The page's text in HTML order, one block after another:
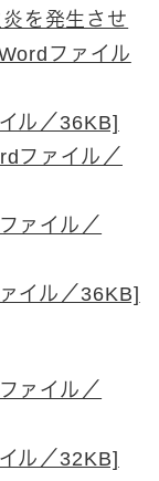
を発生させ
ファイル
ル／36KB]
ファイル／
ァイル／
イル／36KB]
ァイル／
ル／32KB]